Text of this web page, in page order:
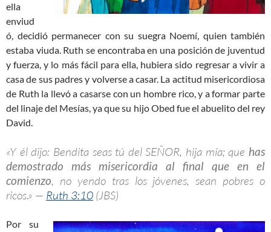
ella
enviud
ó, decidió permanecer con su suegra Noemí, quien también
estaba viuda. Ruth se encontraba en una posición de juventud
y fuerza, y lo más fácil para ella, hubiera sido regresar a vivir a
casa de sus padres y volverse a casar. La actitud misericordiosa
de Ruth la llevó a casarse con un hombre rico, y a formar parte
del linaje del Mesías, ya que su hijo Obed fue el abuelito del rey
David.
«Y él dijo: Bendita seas tú del SEÑOR, hija mía; que has
demostrado más misericordia al final que en el
comienzo, no yendo tras los jóvenes, sean pobres o
ricos.» — Ruth 3:10 (JBS)
Por su